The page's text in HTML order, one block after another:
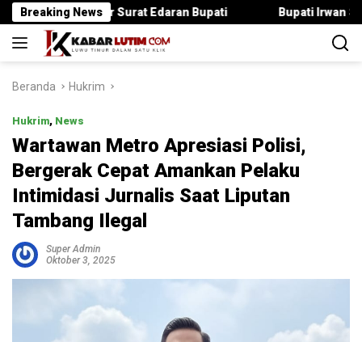
Langsung
ke
konten
Breaking News
Surat Edaran Bupati Bupati Irwan Serahkan
Beranda Hukrim
Hukrim, News
Wartawan Metro Apresiasi Polisi,
Bergerak Cepat Amankan Pelaku
Intimidasi Jurnalis Saat Liputan
Tambang Ilegal
Super Admin
Oktober 3, 2025